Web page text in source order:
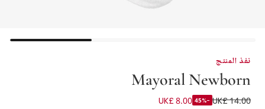
نفذ المنتج
Mayoral Newborn
طقم جوارب وطوق رأس دانتيل لون أبيض للبنات الرضع
UK£ 14.00
-45%
UK£ 8.00